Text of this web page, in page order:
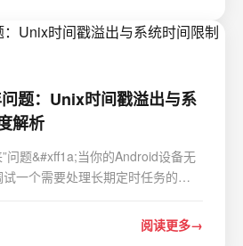
题：Unix时间戳溢出与系
解析
问题&#xff1a;当你的Android设备无
一个需要处理长期定时任务的
统时间设置到2038年1月19日之
阅读更多